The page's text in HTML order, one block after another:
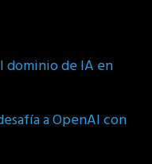
dominio de IA en
a OpenAI con